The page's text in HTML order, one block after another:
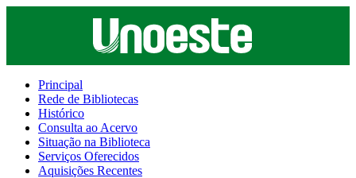
Principal
Rede de Bibliotecas
Histórico
Consulta ao Acervo
Situação na Biblioteca
Serviços Oferecidos
Aquisições Recentes